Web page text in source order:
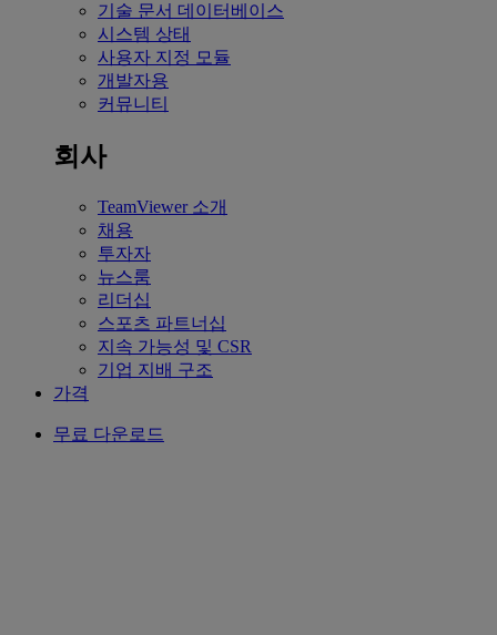
기술 문서 데이터베이스
시스템 상태
사용자 지정 모듈
개발자용
커뮤니티
회사
TeamViewer 소개
채용
투자자
뉴스룸
리더십
스포츠 파트너십
지속 가능성 및 CSR
기업 지배 구조
가격
무료 다운로드